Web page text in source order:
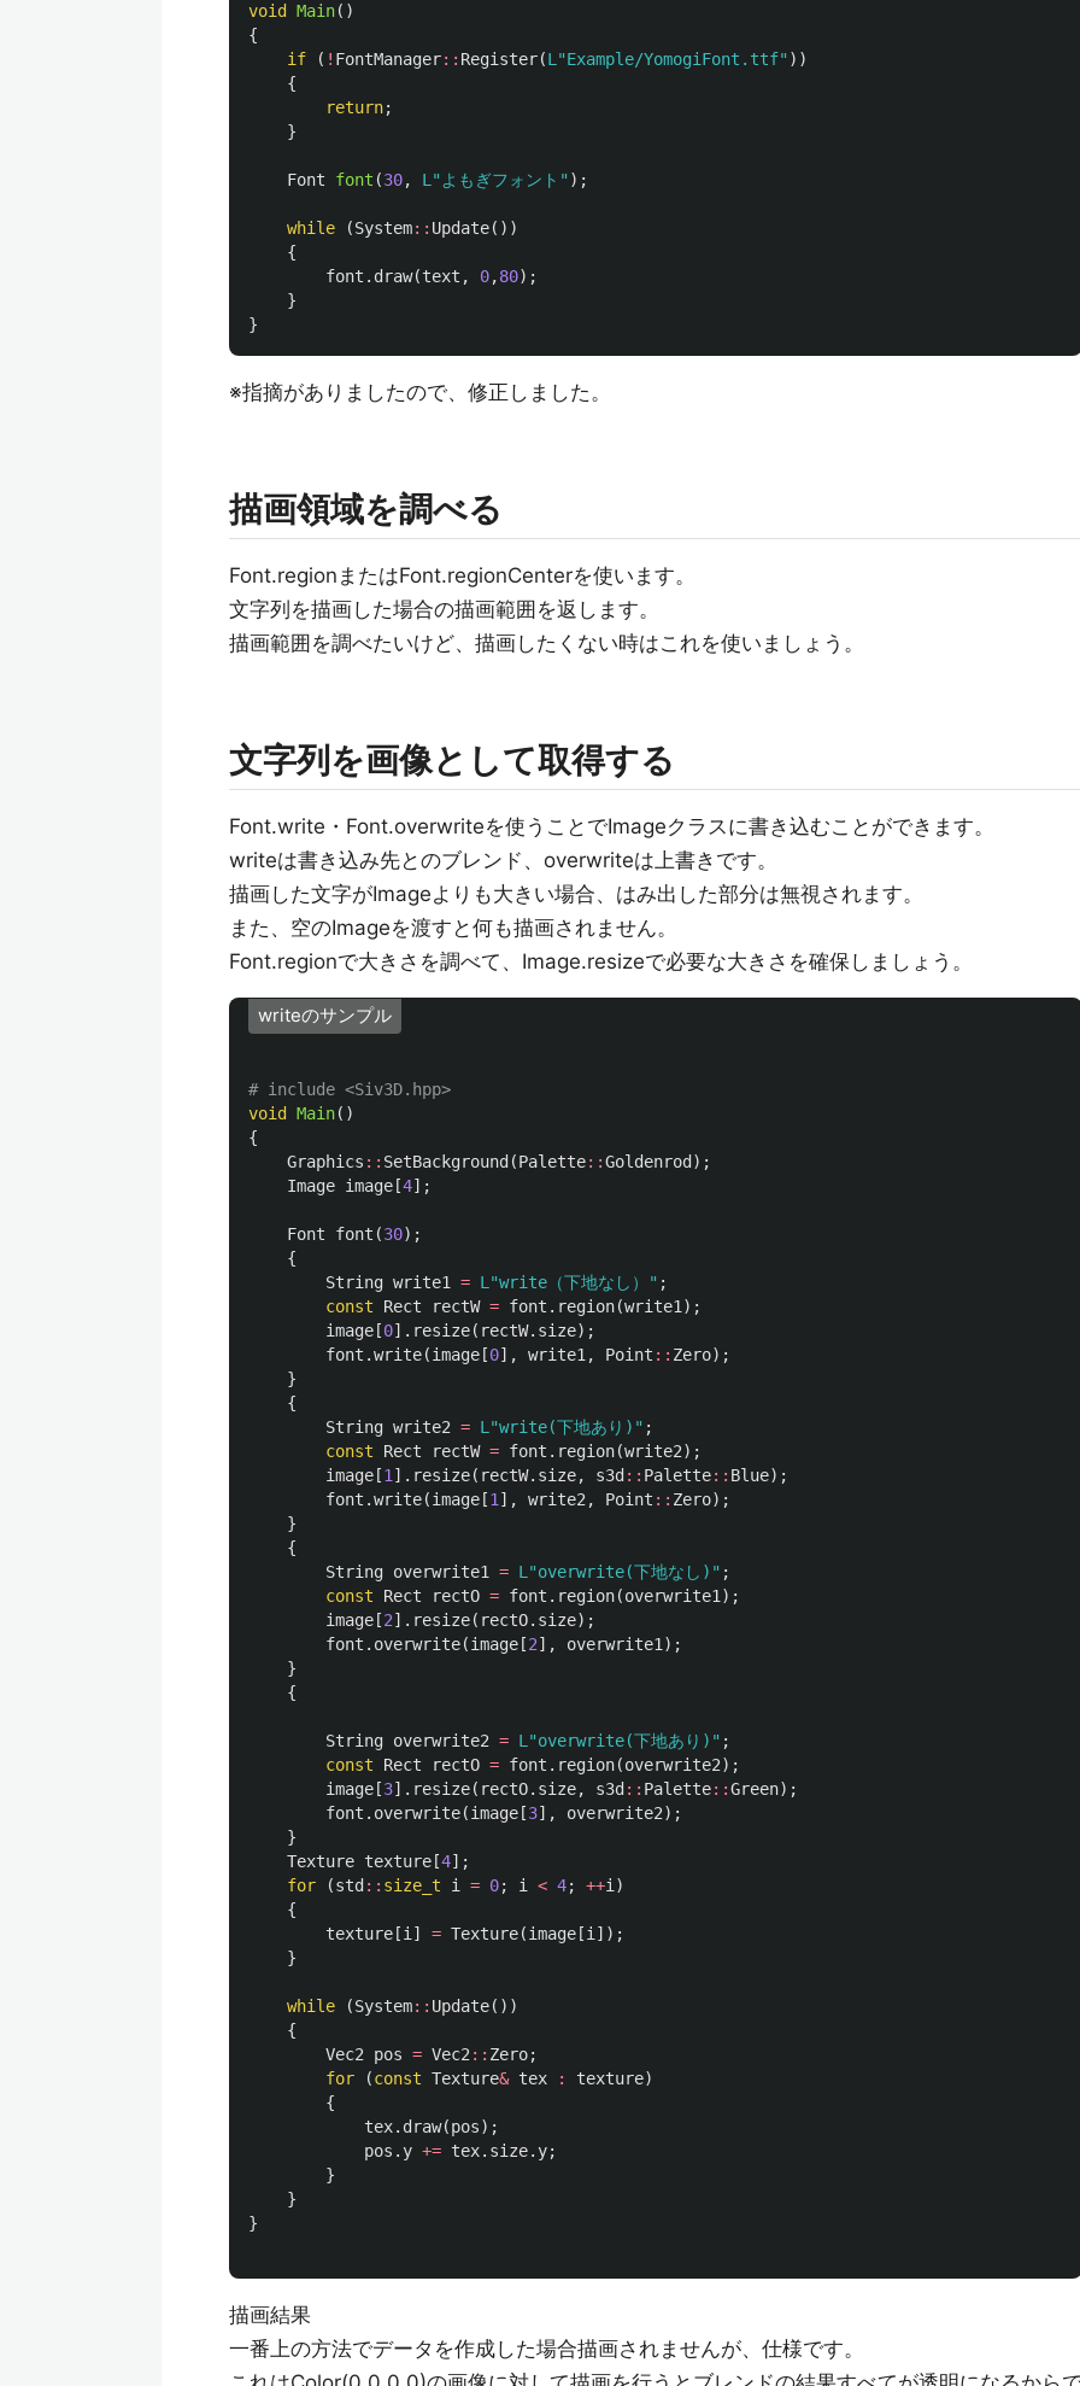
void Main()
{
if
( ! FontManager:: Register(L"Example/YomogiFont.ttf" ))
{
return;
}
Font font (30, L"よもぎフォント" );
while (System:: Update())
{
font . draw(text , 0,80);
}
}
※指摘がありましたので、修正しました。
描画領域を調べる
Font.regionまたはFont.regionCenterを使います。
文字列を描画した場合の描画範囲を返します。
描画範囲を調べたいけど、描画したくない時はこれを使いましょう。
文字列を画像として取得する
Font.write・Font.overwriteを使うことでImageクラスに書き込むことができます。
writeは書き込み先とのブレンド、overwriteは上書きです。
描画した文字がImageよりも大きい場合、はみ出した部分は無視されます。
また、空のImageを渡すと何も描画されません。
Font.regionで大きさを調べて、Image.resizeで必要な大きさを確保しましょう。
writeのサンプル
void
Main()
{
Graphics :: SetBackground (Palette::Goldenrod );
Image image [4];
Font font (30);
{
String write1 = L"write（下地なし）" ;
const
Rect rectW = font . region(write1 );
image [0]. resize( rectW. size);
font .write(image [0], write1 , Point :: Zero);
}
{
String write2 = L"write(下地あり)" ;
const
Rect rectW = font . region(write2);
image [1 ]. resize( rectW. size, s3d :: Palette:: Blue);
font .write(image [1 ], write2 , Point :: Zero);
}
{
String overwrite1 = L"overwrite(下地なし)" ;
const
Rect rectO = font . region(overwrite1 );
image [2]. resize( rectO. size);
font . overwrite(image [2], overwrite1 );
}
{
String overwrite2 = L"overwrite(下地あり)" ;
const
Rect rectO = font . region(overwrite2);
image [3]. resize( rectO. size, s3d :: Palette::Green);
font . overwrite(image [3], overwrite2);
}
Texture texture [4];
for
(std :: size_t i = 0; i < 4; ++i )
{
texture [i ] = Texture(image [i ]);
}
while (System:: Update())
{
Vec2
pos = Vec2 :: Zero;
for
(const Texture& tex : texture)
{
tex. draw(pos);
pos . y += tex. size. y;
}
}
}
描画結果
一番上の方法でデータを作成した場合描画されませんが、仕様です。